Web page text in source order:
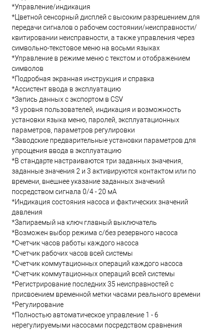
*Управление/индикация
*Цветной сенсорный дисплей с высоким разрешением для
передачи сигналов о рабочем состоянии/неисправности/
квитировании неисправности, а также управления через
символьно-текстовое меню на восьми языках
*Управление в режиме меню с текстом и отображением
символов
*Подробная экранная инструкция и справка
*Ассистент ввода в эксплуатацию
*Запись данных с экспортом в CSV
*3 уровня пользователей, индикация и возможность
установки языка меню, паролей, эксплуатационных
параметров, параметров регулировки
*Заводские предварительные установки параметров для
упрощения ввода в эксплуатацию
*В стандарте настраиваются три заданных значения,
заданные значения 2 и 3 активируются контактом или по
времени, внешнее указание заданных значений
посредством сигнала 0/4 - 20 мА
*Индикация состояния насоса и фактических значений
давления
*Запираемый на ключ главный выключатель
*Возможен выбор режима с/без резервного насоса
*Счетчик часов работы каждого насоса
*Счетчик рабочих часов всей системы
*Счетчик коммутационных операций каждого насоса
*Счетчик коммутационных операций всей системы
*Регистрирование последних 35 неисправностей с
присвоением временной метки часами реального времени
*Регулирование
*Полностью автоматическое управление 1 - 6
нерегулируемыми насосами посредством сравнения